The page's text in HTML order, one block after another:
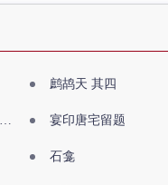
鹧鸪天 其四
宴印唐宅留题
石龛